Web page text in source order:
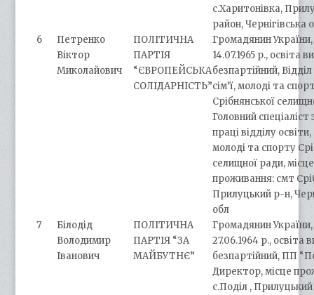
с.Харитонівка,
район, Чернігівська
6
Петренко
Віктор
Миколайович
ПОЛІТИЧНА
ПАРТІЯ
“ЄВРОПЕЙСЬКА
СОЛІДАРНІСТЬ”
Громадянин
14.07.1965 р., освіта
безпартійний, Відділ
сім’ї, молоді та
Срібнянської
Головний спеціаліст
праці відділу освіти,
молоді та спорту
селищної ради, місце
проживання: смт
Прилуцький р-н,
обл
7
Білодід
Володимир
Іванович
ПОЛІТИЧНА
ПАРТІЯ “ЗА
МАЙБУТНЄ”
Громадянин
27.06.1964 р., освіта
безпартійний, ПП
Директор, місце
с.Поділ ,